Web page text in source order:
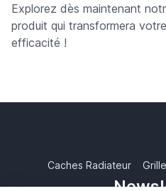
Explorez dès maintenant
produit qui transformera
efficacité !
Caches Radiateur